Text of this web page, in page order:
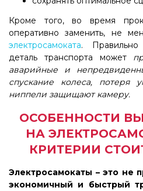
Кроме того, во время
оперативно заменить, не
электросамоката. Правильно
деталь транспорта может
аварийные и
спускание колеса, потеря
ниппели защищают камеру.
ОСОБЕННОСТИ
НА
КРИТЕРИИ
Электросамокаты – это не
экономичный и быстрый